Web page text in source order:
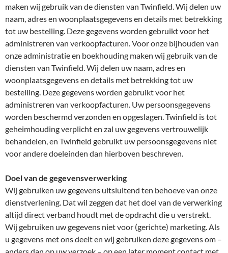
maken wij gebruik van de diensten van Twinfield. Wij delen uw
naam, adres en woonplaatsgegevens en details met betrekking
tot uw bestelling. Deze gegevens worden gebruikt voor het
administreren van verkoopfacturen. Voor onze bijhouden van
onze administratie en boekhouding maken wij gebruik van de
diensten van Twinfield. Wij delen uw naam, adres en
woonplaatsgegevens en details met betrekking tot uw
bestelling. Deze gegevens worden gebruikt voor het
administreren van verkoopfacturen. Uw persoonsgegevens
worden beschermd verzonden en opgeslagen. Twinfield is tot
geheimhouding verplicht en zal uw gegevens vertrouwelijk
behandelen, en Twinfield gebruikt uw persoonsgegevens niet
voor andere doeleinden dan hierboven beschreven.
Doel van de gegevensverwerking
Wij gebruiken uw gegevens uitsluitend ten behoeve van onze
dienstverlening. Dat wil zeggen dat het doel van de verwerking
altijd direct verband houdt met de opdracht die u verstrekt.
Wij gebruiken uw gegevens niet voor (gerichte) marketing. Als
u gegevens met ons deelt en wij gebruiken deze gegevens om –